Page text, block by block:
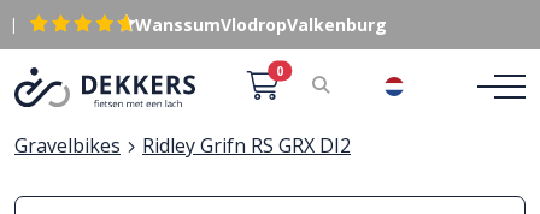
| WanssumVlodropValkenburg
0
Gravelbikes Ridley Grifn RS GRX DI2